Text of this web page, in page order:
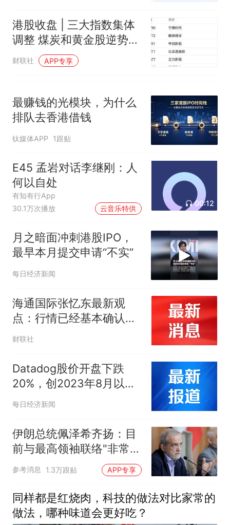
港股收盘 | 三大指数集体
调整 煤炭和黄金股逆势走
强
财联社 APP专享
最赚钱的光模块，为什么
排队去香港借钱
钛媒体APP 1跟贴
E45 孟岩对话李继刚：人
何以自处
有知有行App
30.1万次播放
云音乐特供
00:12
月之暗面冲刺港股IPO，
最早本月提交申请“不实”
每日经济新闻
海通国际张忆东最新观
点：行情已经基本确认底
部区域 并转入缩量磨底和
财联社
Datadog股价开盘下跌
20%，创2023年8月以来
最大跌幅
每日经济新闻
伊朗总统佩泽希齐扬：目
前与最高领袖联络"非常困
难"
参考消息 1.3万跟贴 APP专享
同样都是红烧肉，科技的做法对比家常的
做法，哪种味道会更好吃？